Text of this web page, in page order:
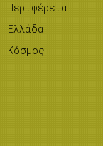
Περιφέρεια
Ελλάδα
Κόσμος